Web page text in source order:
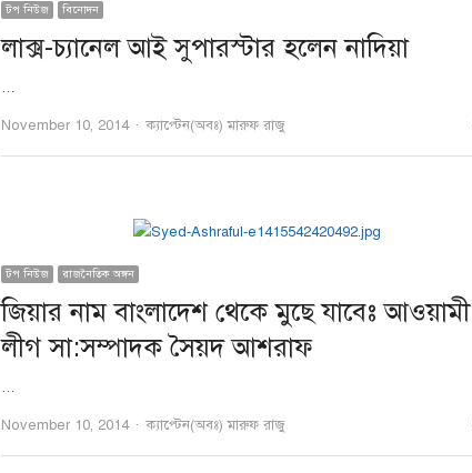
টপ নিউজ বিনোদন
লাক্স-চ্যানেল আই সুপারস্টার হলেন নাদিয়া
…
November 10, 2014 Author
ক্যাপ্টেন(অবঃ) মারুফ রাজু
টপ নিউজ রাজনৈতিক অঙ্গন
জিয়ার নাম বাংলাদেশ থেকে মুছে যাবেঃ আওয়ামী
লীগ সা:সম্পাদক সৈয়দ আশরাফ
…
November 10, 2014 Author
ক্যাপ্টেন(অবঃ) মারুফ রাজু